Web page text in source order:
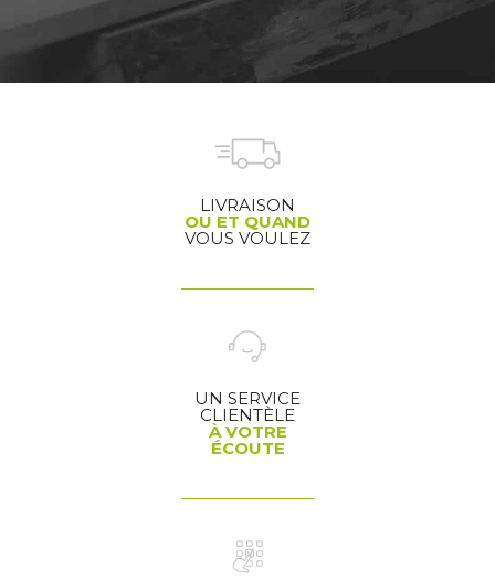
LIVRAISON
OU ET QUAND
VOUS VOULEZ
UN SERVICE
CLIENTÈLE
À VOTRE
ÉCOUTE